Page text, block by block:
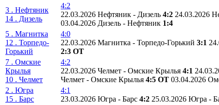
3 . Нефтяник
14 . Дизель
4:2
22.03.2026 Нефтяник - Дизель 4:2 24.03.2026
03.04.2026 Дизель - Нефтяник 1:4
5 . Магнитка
12 . Торпедо-
Горький
4:0
22.03.2026 Магнитка - Торпедо-Горький 3:1
2:3 ОТ
7 . Омские
Крылья
10 . Челмет
4:2
22.03.2026 Челмет - Омские Крылья 4:1
Челмет - Омские Крылья 4:5 ОТ 03.04.2026
2 . Югра
15 . Барс
4:1
23.03.2026 Югра - Барс 4:2 25.03.2026 Югра -